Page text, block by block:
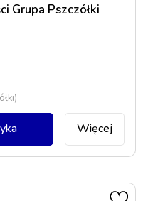
Grupa Pszczółki
Więcej